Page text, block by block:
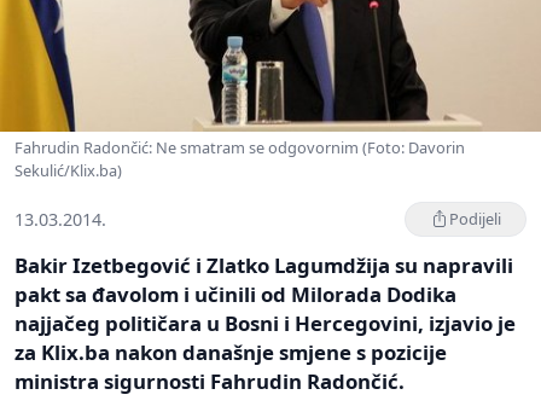
Fahrudin Radončić: Ne smatram se odgovornim (Foto: Davorin
Sekulić/Klix.ba)
13.03.2014. Podijeli
Bakir Izetbegović i Zlatko Lagumdžija su napravili
pakt sa đavolom i učinili od Milorada Dodika
najjačeg političara u Bosni i Hercegovini, izjavio je
za Klix.ba nakon današnje smjene s pozicije
ministra sigurnosti Fahrudin Radončić.